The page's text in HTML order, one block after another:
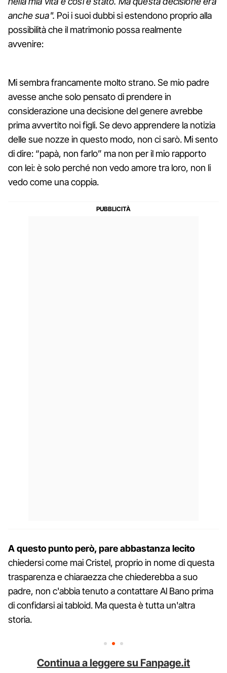
anche sua". Poi i suoi dubbi si estendono proprio alla
possibilità che il matrimonio possa realmente
avvenire:
Mi sembra francamente molto strano. Se mio padre
avesse anche solo pensato di prendere in
considerazione una decisione del genere avrebbe
prima avvertito noi figli. Se devo apprendere la notizia
delle sue nozze in questo modo, non ci sarò. Mi sento
di dire: “papà, non farlo” ma non per il mio rapporto
con lei: è solo perché non vedo amore tra loro, non li
vedo come una coppia.
A questo punto però, pare abbastanza lecito
chiedersi come mai Cristel, proprio in nome di questa
trasparenza e chiaraezza che chiederebba a suo
padre, non c'abbia tenuto a contattare Al Bano prima
di confidarsi ai tabloid. Ma questa è tutta un'altra
storia.
Continua a leggere su Fanpage.it